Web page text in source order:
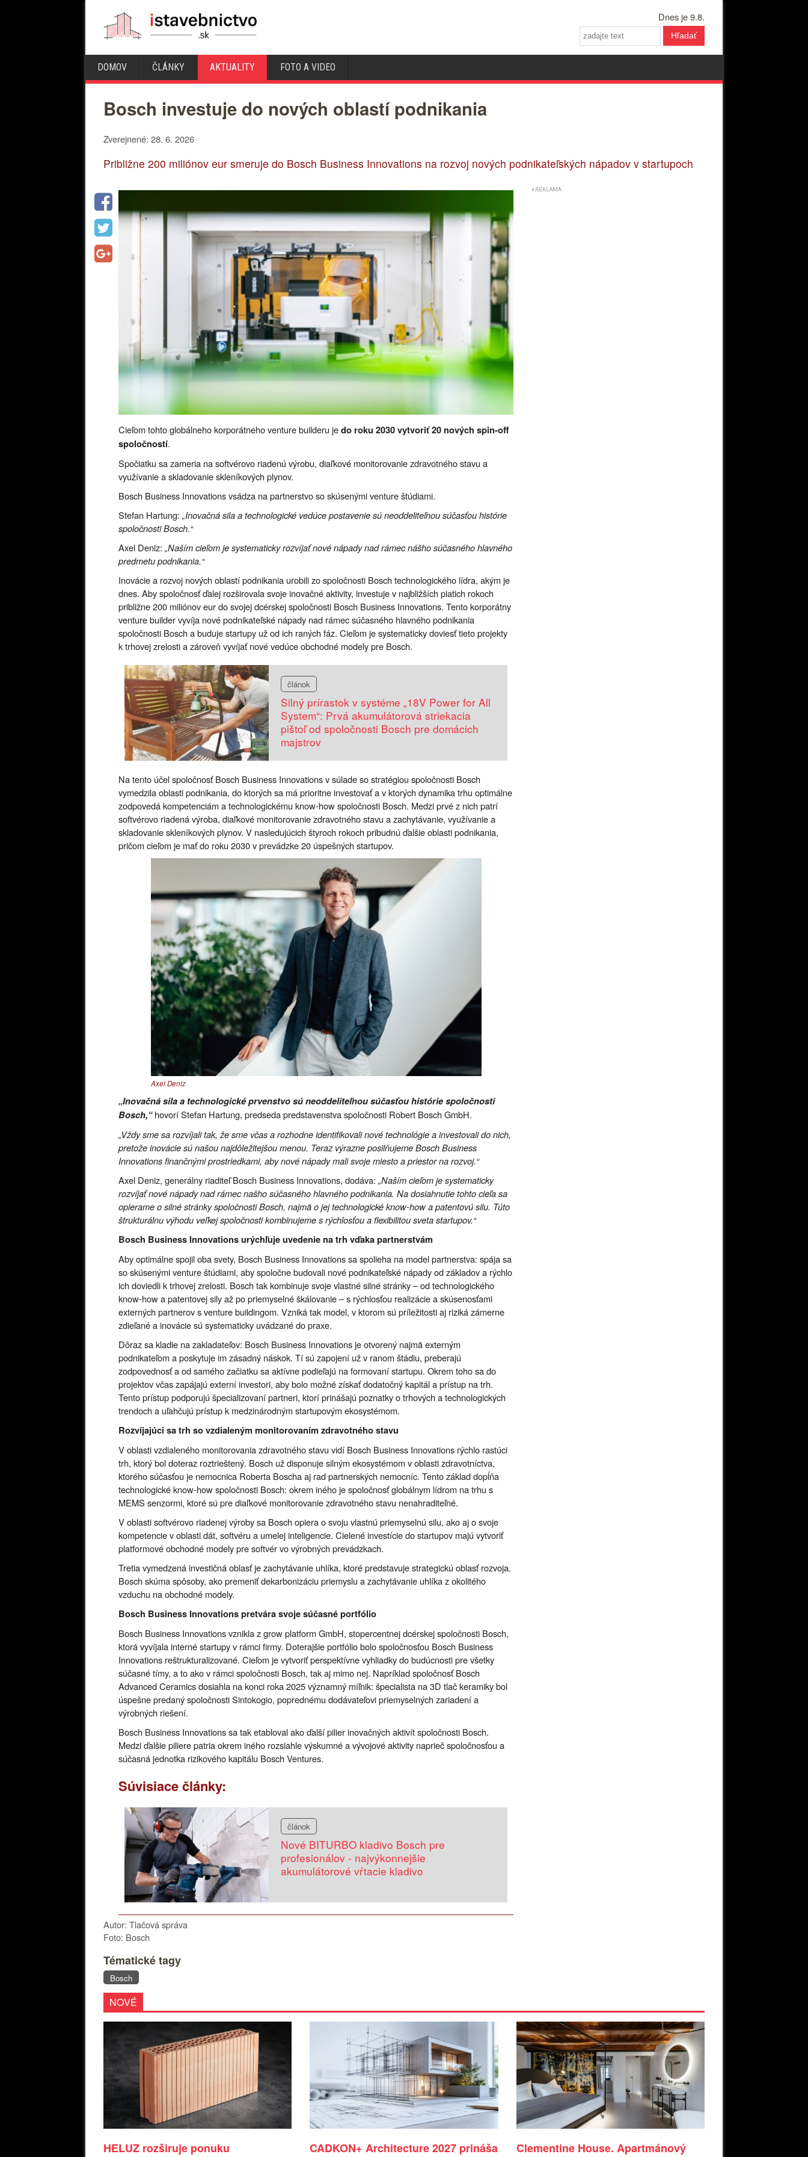
Dnes je 9.8.
Hľadať
DOMOV ČLÁNKY AKTUALITY FOTO A VIDEO
Bosch investuje do nových oblastí podnikania
Zverejnené: 28. 6. 2026
Približne 200 miliónov eur smeruje do Bosch Business Innovations na rozvoj nových podnikateľských nápadov v startupoch
Cieľom tohto globálneho korporátneho venture builderu jedo roku 2030 vytvoriť 20 nových spin-off
spoločností.
Spočiatku sa zameria na softvérovo riadenú výrobu, diaľkové monitorovanie zdravotného stavu a
využívanie a skladovanie skleníkových plynov.
Bosch Business Innovations vsádza na partnerstvo so skúsenými venture štúdiami.
Stefan Hartung: „Inovačná sila a technologické vedúce postavenie sú neoddeliteľnou súčasťou histórie
spoločnosti Bosch.“
Axel Deniz: „Naším cieľom je systematicky rozvíjať nové nápady nad rámec nášho súčasného hlavného
predmetu podnikania.“
Inovácie a rozvoj nových oblastí podnikania urobili zo spoločnosti Bosch technologického lídra, akým je
dnes. Aby spoločnosť ďalej rozširovala svoje inovačné aktivity, investuje v najbližších piatich rokoch
približne 200 miliónov eur do svojej dcérskej spoločnosti Bosch Business Innovations. Tento korporátny
venture builder vyvíja nové podnikateľské nápady nad rámec súčasného hlavného podnikania
spoločnosti Bosch a buduje startupy už od ich raných fáz. Cieľom je systematicky doviesť tieto projekty
k trhovej zrelosti a zároveň vyvíjať nové vedúce obchodné modely pre Bosch.
článok
Silný prírastok v systéme „18V Power for All
System“: Prvá akumulátorová striekacia
pištoľ od spoločnosti Bosch pre domácich
majstrov
Na tento účel spoločnosť Bosch Business Innovations v súlade so stratégiou spoločnosti Bosch
vymedzila oblasti podnikania, do ktorých sa má prioritne investovať a v ktorých dynamika trhu optimálne
zodpovedá kompetenciám a technologickému know-how spoločnosti Bosch. Medzi prvé z nich patrí
softvérovo riadená výroba, diaľkové monitorovanie zdravotného stavu a zachytávanie, využívanie a
skladovanie skleníkových plynov. V nasledujúcich štyroch rokoch pribudnú ďalšie oblasti podnikania,
pričom cieľom je mať do roku 2030 v prevádzke 20 úspešných startupov.
Axel Deniz
„Inovačná sila a technologické prvenstvo sú neoddeliteľnou súčasťou histórie spoločnosti
Bosch,“hovorí Stefan Hartung, predseda predstavenstva spoločnosti Robert Bosch GmbH.
„Vždy sme sa rozvíjali tak, že sme včas a rozhodne identifikovali nové technológie a investovali do nich,
pretože inovácie sú našou najdôležitejšou menou. Teraz výrazne posilňujeme Bosch Business
Innovations finančnými prostriedkami, aby nové nápady mali svoje miesto a priestor na rozvoj.“
Axel Deniz, generálny riaditeľ Bosch Business Innovations, dodáva: „Naším cieľom je systematicky
rozvíjať nové nápady nad rámec našho súčasného hlavného podnikania. Na dosiahnutie tohto cieľa sa
opierame o silné stránky spoločnosti Bosch, najmä o jej technologické know-how a patentovú silu. Túto
štrukturálnu výhodu veľkej spoločnosti kombinujeme s rýchlosťou a flexibilitou sveta startupov.“
Bosch Business Innovations urýchľuje uvedenie na trh vďaka partnerstvám
Aby optimálne spojil oba svety, Bosch Business Innovations sa spolieha na model partnerstva: spája sa
so skúsenými venture štúdiami, aby spoločne budovali nové podnikateľské nápady od základov a rýchlo
ich doviedli k trhovej zrelosti. Bosch tak kombinuje svoje vlastné silné stránky – od technologického
know-how a patentovej sily až po priemyselné škálovanie – s rýchlosťou realizácie a skúsenosťami
externých partnerov s venture buildingom. Vzniká tak model, v ktorom sú príležitosti aj riziká zámerne
zdieľané a inovácie sú systematicky uvádzané do praxe.
Dôraz sa kladie na zakladateľov: Bosch Business Innovations je otvorený najmä externým
podnikateľom a poskytuje im zásadný náskok. Tí sú zapojení už v ranom štádiu, preberajú
zodpovednosť a od samého začiatku sa aktívne podieľajú na formovaní startupu. Okrem toho sa do
projektov včas zapájajú externí investori, aby bolo možné získať dodatočný kapitál a prístup na trh.
Tento prístup podporujú špecializovaní partneri, ktorí prinášajú poznatky o trhových a technologických
trendoch a uľahčujú prístup k medzinárodným startupovým ekosystémom.
Rozvíjajúci sa trh so vzdialeným monitorovaním zdravotného stavu
V oblasti vzdialeného monitorovania zdravotného stavu vidí Bosch Business Innovations rýchlo rastúci
trh, ktorý bol doteraz roztrieštený. Bosch už disponuje silným ekosystémom v oblasti zdravotníctva,
ktorého súčasťou je nemocnica Roberta Boscha aj rad partnerských nemocníc. Tento základ dopĺňa
technologické know-how spoločnosti Bosch: okrem iného je spoločnosť globálnym lídrom na trhu s
MEMS senzormi, ktoré sú pre diaľkové monitorovanie zdravotného stavu nenahraditeľné.
V oblasti softvérovo riadenej výroby sa Bosch opiera o svoju vlastnú priemyselnú silu, ako aj o svoje
kompetencie v oblasti dát, softvéru a umelej inteligencie. Cielené investície do startupov majú vytvoriť
platformové obchodné modely pre softvér vo výrobných prevádzkach.
Tretia vymedzená investičná oblasť je zachytávanie uhlíka, ktoré predstavuje strategickú oblasť rozvoja.
Bosch skúma spôsoby, ako premeniť dekarbonizáciu priemyslu a zachytávanie uhlíka z okolitého
vzduchu na obchodné modely.
Bosch Business Innovations pretvára svoje súčasné portfólio
Bosch Business Innovations vznikla z grow platform GmbH, stopercentnej dcérskej spoločnosti Bosch,
ktorá vyvíjala interné startupy v rámci firmy. Doterajšie portfólio bolo spoločnosťou Bosch Business
Innovations reštrukturalizované. Cieľom je vytvoriť perspektívne vyhliadky do budúcnosti pre všetky
súčasné tímy, a to ako v rámci spoločnosti Bosch, tak aj mimo nej. Napríklad spoločnosť Bosch
Advanced Ceramics dosiahla na konci roka 2025 významný míľnik: špecialista na 3D tlač keramiky bol
úspešne predaný spoločnosti Sintokogio, poprednému dodávateľovi priemyselných zariadení a
výrobných riešení.
Bosch Business Innovations sa tak etabloval ako ďalší pilier inovačných aktivít spoločnosti Bosch.
Medzi ďalšie piliere patria okrem iného rozsiahle výskumné a vývojové aktivity naprieč spoločnosťou a
súčasná jednotka rizikového kapitálu Bosch Ventures.
Súvisiace články:
článok
Nové BITURBO kladivo Bosch pre
profesionálov - najvýkonnejšie
akumulátorové vŕtacie kladivo
Autor: Tlačová správa
Foto: Bosch
Tématické tagy
Bosch
NOVÉ
HELUZ rozširuje ponuku
CADKON+ Architecture 2027 prináša
Clementine House. Apartmánový